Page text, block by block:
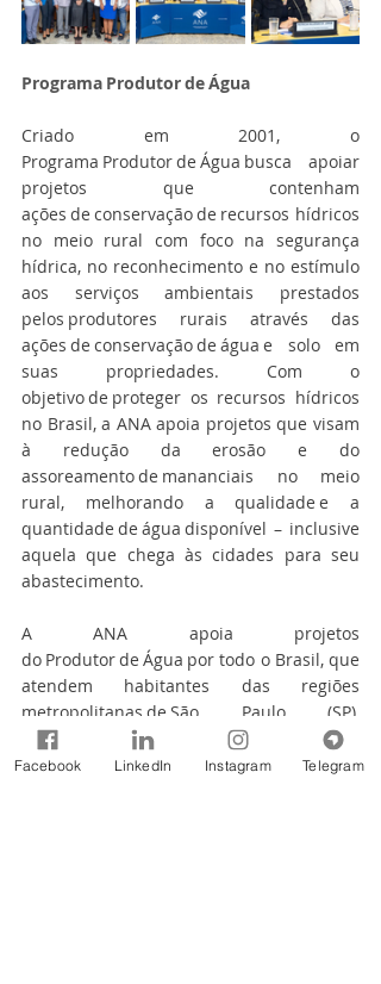
Programa Produtor de Água
Criado em 2001, o
Programa Produtor de Água busca apoiar
projetos que contenham
ações de conservação de recursos hídricos
no meio rural com foco na segurança
hídrica, no reconhecimento e no estímulo
aos serviços ambientais prestados
pelos produtores rurais através das
ações de conservação de água e solo em
suas propriedades. Com o
objetivo de proteger os recursos hídricos
no Brasil, a ANA apoia projetos que visam
à redução da erosão e do
assoreamento de mananciais no meio
rural, melhorando a qualidade e a
quantidade de água disponível – inclusive
aquela que chega às cidades para seu
abastecimento.
A ANA apoia projetos
do Produtor de Água por todo o Brasil, que
atendem habitantes das regiões
metropolitanas de São Paulo (SP),
Rio de Janeiro (RJ), Brasília (DF), Goiânia
(GO), Campo Grande (MS), Palmas (TO), Rio
Facebook LinkedIn Instagram Telegram